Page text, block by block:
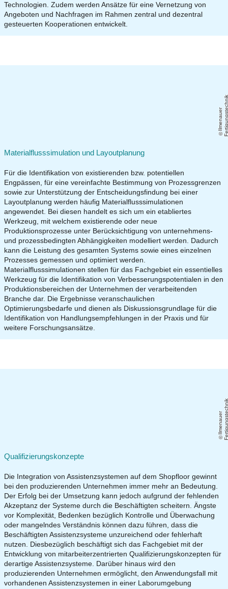
Technologien. Zudem werden Ansätze für eine Vernetzung von
Angeboten und Nachfragen im Rahmen zentral und dezentral
gesteuerten Kooperationen entwickelt.
Materialflusssimulation und Layoutplanung
Für die Identifikation von existierenden bzw. potentiellen
Engpässen, für eine vereinfachte Bestimmung von Prozessgrenzen
sowie zur Unterstützung der Entscheidungsfindung bei einer
Layoutplanung werden häufig Materialflusssimulationen
angewendet. Bei diesen handelt es sich um ein etabliertes
Werkzeug, mit welchem existierende oder neue
Produktionsprozesse unter Berücksichtigung von unternehmens-
und prozessbedingten Abhängigkeiten modelliert werden. Dadurch
kann die Leistung des gesamten Systems sowie eines einzelnen
Prozesses gemessen und optimiert werden.
Materialflusssimulationen stellen für das Fachgebiet ein essentielles
Werkzeug für die Identifikation von Verbesserungspotentialen in den
Produktionsbereichen der Unternehmen der verarbeitenden
Branche dar. Die Ergebnisse veranschaulichen
Optimierungsbedarfe und dienen als Diskussionsgrundlage für die
Identifikation von Handlungsempfehlungen in der Praxis und für
weitere Forschungsansätze.
Il
m
e
n
a
u
e
r
F
e
r
ti
g
u
n
g
s
t
e
c
h
ni
Qualifizierungskonzepte
Die Integration von Assistenzsystemen auf dem Shopfloor gewinnt
bei den produzierenden Unternehmen immer mehr an Bedeutung.
Der Erfolg bei der Umsetzung kann jedoch aufgrund der fehlenden
Akzeptanz der Systeme durch die Beschäftigten scheitern. Ängste
vor Komplexität, Bedenken bezüglich Kontrolle und Überwachung
oder mangelndes Verständnis können dazu führen, dass die
Beschäftigten Assistenzsysteme unzureichend oder fehlerhaft
nutzen. Diesbezüglich beschäftigt sich das Fachgebiet mit der
Entwicklung von mitarbeiterzentrierten Qualifizierungskonzepten für
derartige Assistenzsysteme. Darüber hinaus wird den
produzierenden Unternehmen ermöglicht, den Anwendungsfall mit
vorhandenen Assistenzsystemen in einer Laborumgebung
Il
m
e
n
a
u
e
r
F
e
r
ti
g
u
n
g
s
t
e
c
h
ni